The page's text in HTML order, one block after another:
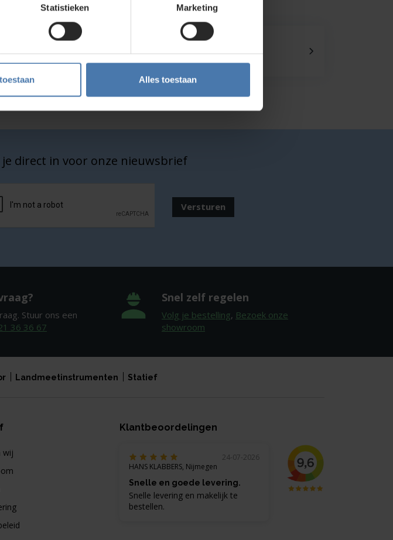
Statistieken Marketing
Alles toestaan
afdeling Kom je langs?
direct in voor onze nieuwsbrief
Versturen
Stuur ons een
36 36 67
Snel zelf regelen
Volg je bestelling, Bezoek onze
showroom
Landmeetinstrumenten Statief
wij
Klantbeoordelingen
24-07-2026
HANS KLABBERS, Nijmegen
Snelle en goede levering.
Snelle levering en makelijk te
bestellen.